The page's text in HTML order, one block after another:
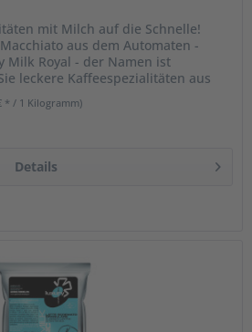
mit Milch auf die Schnelle!
aus dem Automaten -
Milk Royal - der Namen ist
leckere Kaffeespezialitäten aus
* / 1 Kilogramm)
Details